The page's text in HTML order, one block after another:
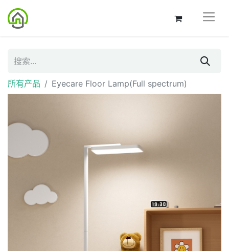
所有产品 Eyecare Floor Lamp(Full spectrum)